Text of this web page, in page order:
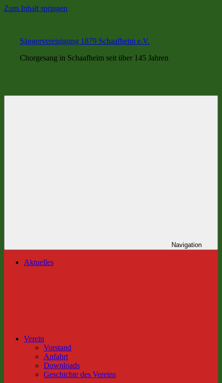
Zum Inhalt springen
Sängervereinigung 1879 Schaafheim e.V.
Chorgesang in Schaafheim seit über 145 Jahren
Navigation
Aktuelles
Verein
Vorstand
Anfahrt
Downloads
Geschichte des Vereins